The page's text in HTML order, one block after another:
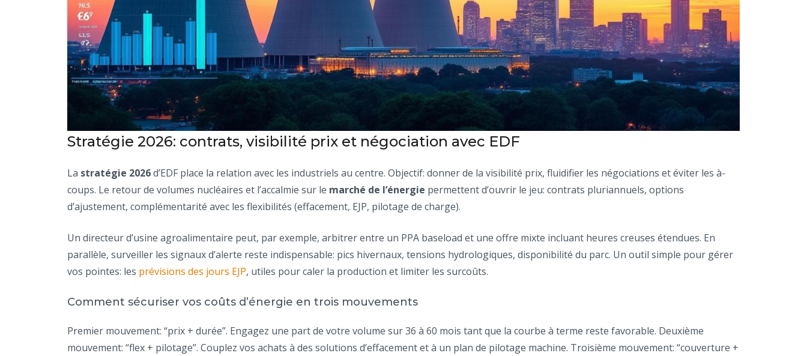
Stratégie 2026: contrats, visibilité prix et négociation avec EDF
La stratégie 2026d’EDF place la relation avec les industriels au centre. Objectif: donner de la visibilité prix, fluidifier les négociations et éviter les à-
coups. Le retour de volumes nucléaires et l’accalmie sur le marché de l’énergie permettent d’ouvrir le jeu: contrats pluriannuels, options
d’ajustement, complémentarité avec les flexibilités (effacement, EJP, pilotage de charge).
Un directeur d’usine agroalimentaire peut, par exemple, arbitrer entre un PPA baseload et une offre mixte incluant heures creuses étendues. En
parallèle, surveiller les signaux d’alerte reste indispensable: pics hivernaux, tensions hydrologiques, disponibilité du parc. Un outil simple pour gérer
vos pointes: les prévisions des jours EJP, utiles pour caler la production et limiter les surcoûts.
Comment sécuriser vos coûts d’énergie en trois mouvements
Premier mouvement: “prix + durée”. Engagez une part de votre volume sur 36 à 60 mois tant que la courbe à terme reste favorable. Deuxième
mouvement: “flex + pilotage”. Couplez vos achats à des solutions d’effacement et à un plan de pilotage machine. Troisième mouvement: “couverture +